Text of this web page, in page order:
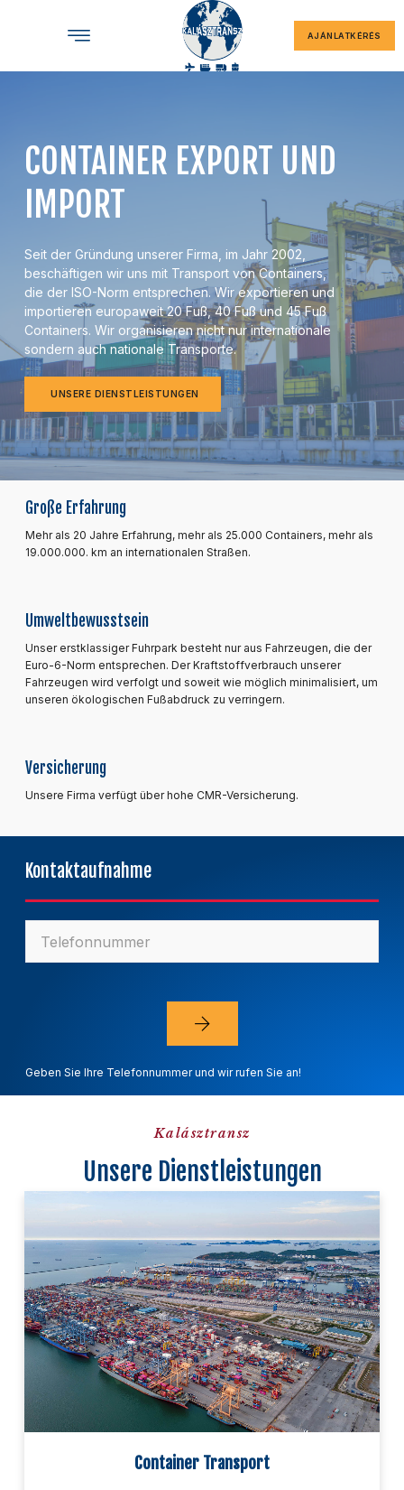
AJÁNLATKÉRÉS
CONTAINER EXPORT UND
IMPORT
Seit der Gründung unserer Firma, im Jahr 2002,
beschäftigen wir uns mit Transport von Containers,
die der ISO-Norm entsprechen. Wir exportieren und
importieren europaweit 20 Fuß, 40 Fuß und 45 Fuß
Containers. Wir organisieren nicht nur internationale
sondern auch nationale Transporte.
UNSERE DIENSTLEISTUNGEN
Große Erfahrung
Mehr als 20 Jahre Erfahrung, mehr als 25.000 Containers, mehr als
19.000.000. km an internationalen Straßen.
Umweltbewusstsein
Unser erstklassiger Fuhrpark besteht nur aus Fahrzeugen, die der
Euro-6-Norm entsprechen. Der Kraftstoffverbrauch unserer
Fahrzeugen wird verfolgt und soweit wie möglich minimalisiert, um
unseren ökologischen Fußabdruck zu verringern.
Versicherung
Unsere Firma verfügt über hohe CMR-Versicherung.
Kontaktaufnahme
Geben Sie Ihre Telefonnummer und wir rufen Sie an!
Kalásztransz
Unsere Dienstleistungen
Container Transport